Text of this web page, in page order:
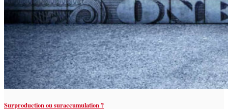
Surproduction ou suraccumulation ?